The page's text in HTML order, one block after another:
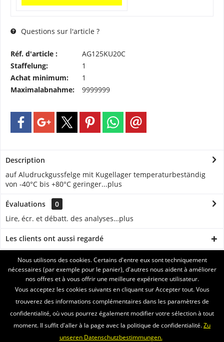
Questions sur l'article ?
Réf. d'article :
AG125KU20C
Staffelung:
1
Achat minimum:
1
Maximalabnahme:
9999999
Description
auf Aludruckgussfelge mit Kugellager temperaturbeständig
von -40°C bis +80°C geringer...plus
Évaluations
0
Lire, écr. et débatt. des analyses…plus
Les clients ont aussi regardé
ASSISTANCE
SERVICE
INFORMATIONS
Nous utilisons des cookies. Certains d'entre eux sont techniquement
nécessaires (par exemple pour le panier), d'autres nous aident à améliorer
nos offres et à vous offrir une meilleure expérience utilisateur.
Vous acceptez les cookies suivants en cliquant sur Accepter tout. Vous
trouverez des informations complémentaires dans les paramètres de
confidentialité, où vous pourrez également modifier votre sélection à tout
moment. Il suffit d'aller à la page avec la politique de confidentialité.Zu
unseren Datenschutzbestimmungen.